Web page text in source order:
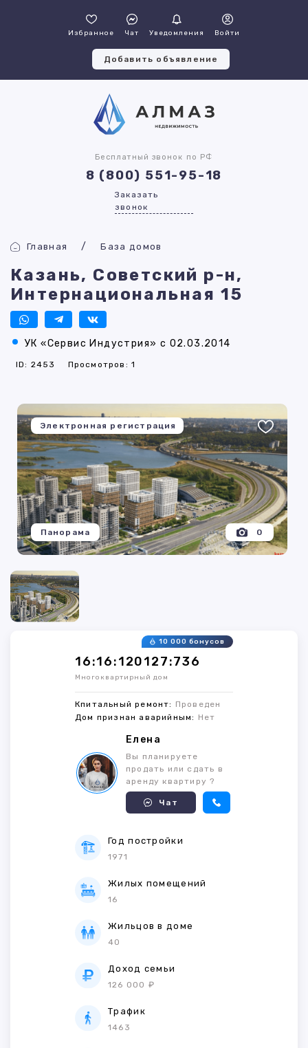
Избранное Чат Уведомления Войти
Добавить объявление
Бесплатный звонок по РФ
8 (800) 551-95-18
Заказать
звонок
Главная База домов
Казань, Советский р-н,
Интернациональная 15
УК «Сервис Индустрия» с 02.03.2014
ID: 2453 Просмотров: 1
Электронная регистрация
0
Панорама
16:16:120127:736
10 000 бонусов
Многоквартирный дом
Кпитальный ремонт: Проведен
Дом признан аварийным: Нет
Елена
Вы планируете
продать или сдать в
аренду квартиру ?
Чат
Год постройки
1971
Жилых помещений
16
Жильцов в доме
40
Доход семьи
126 000 ₽
Трафик
1463